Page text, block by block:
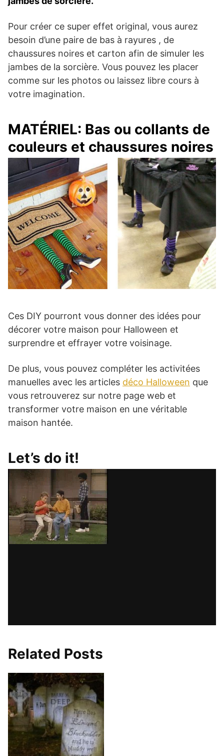
Pour créer ce super effet original, vous aurez
besoin d’une paire de bas à rayures , de
chaussures noires et carton afin de simuler les
jambes de la sorcière. Vous pouvez les placer
comme sur les photos ou laissez libre cours à
votre imagination.
MATÉRIEL: Bas ou collants de
couleurs et chaussures noires
Ces DIY pourront vous donner des idées pour
décorer votre maison pour Halloween et
surprendre et effrayer votre voisinage.
De plus, vous pouvez compléter les activitées
manuelles avec les articles déco Halloween que
vous retrouverez sur notre page web et
transformer votre maison en une véritable
maison hantée.
Let’s do it!
Related Posts